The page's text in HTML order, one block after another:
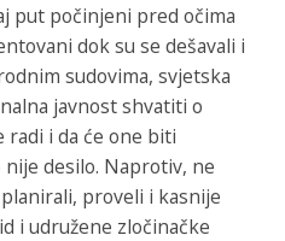
put počinjeni pred očima
dok su se dešavali i
sudovima, svjetska
javnost shvatiti o
radi i da će one biti
nije desilo. Naprotiv, ne
proveli i kasnije
i udružene zločinačke